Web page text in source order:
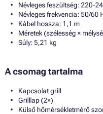
Névleges feszültség: 220-
Névleges frekvencia: 50/60
Kábel hossza: 1,1 m
Méretek (szélesség ×
Súly: 5,21 kg
A csomag tartalma
Kapcsolat grill
Grilllap (2×)
Külső hőmérsékletmérő